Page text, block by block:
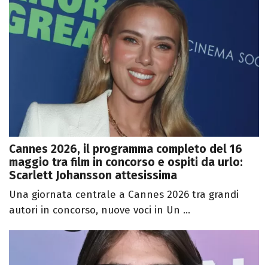
Cannes 2026, il programma completo del 16
maggio tra film in concorso e ospiti da urlo:
Scarlett Johansson attesissima
Una giornata centrale a Cannes 2026 tra grandi
autori in concorso, nuove voci in Un ...